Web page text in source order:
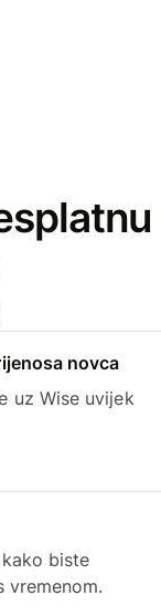
novca
uz Wise uvijek
biste
vremenom.